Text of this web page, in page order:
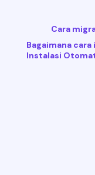
Cara
Bagaimana
Instalasi